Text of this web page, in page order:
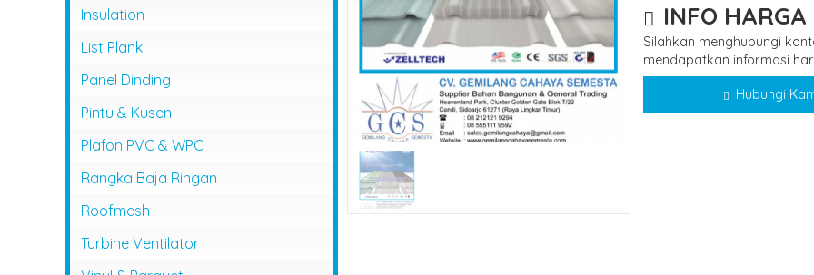
INFO HARGA
Silahkan menghubungi
mendapatkan informasi
Hubungi
Insulation
List Plank
Panel Dinding
Pintu & Kusen
Plafon PVC & WPC
Rangka Baja Ringan
Roofmesh
Turbine Ventilator